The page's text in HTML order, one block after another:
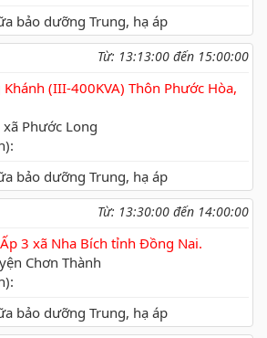
bảo dưỡng Trung, hạ áp
Từ: 13:13:00 đến 15:00:00
Khánh (III-400KVA) Thôn Phước Hòa,
Phước Long
bảo dưỡng Trung, hạ áp
Từ: 13:30:00 đến 14:00:00
3 xã Nha Bích tỉnh Đồng Nai.
Chơn Thành
bảo dưỡng Trung, hạ áp